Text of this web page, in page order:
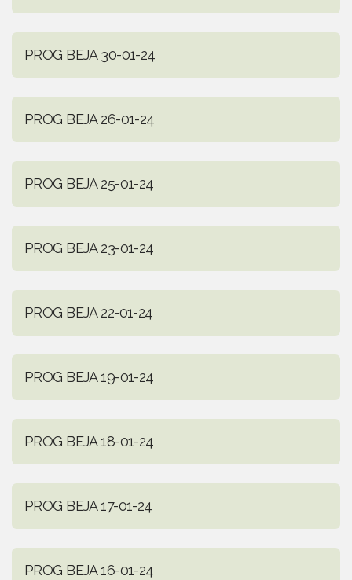
PROG BEJA 30-01-24
PROG BEJA 26-01-24
PROG BEJA 25-01-24
PROG BEJA 23-01-24
PROG BEJA 22-01-24
PROG BEJA 19-01-24
PROG BEJA 18-01-24
PROG BEJA 17-01-24
PROG BEJA 16-01-24